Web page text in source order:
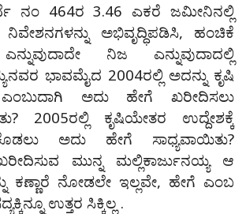
ನಂ 464ರ 3.46 ಎಕರೆ ಜಮೀನಿನಲ್ಲಿ
ನಿವೇಶನಗಳನ್ನು ಅಭಿವೃದ್ಧಿಪಡಿಸಿ, ಹಂಚಿಕೆ
ನಿಜ ಎನ್ನುವುದಾದಲ್ಲಿ
ಭಾವಮೈದ 2004ರಲ್ಲಿ ಅದನ್ನು ಕೃಷಿ
ಅದು ಹೇಗೆ ಖರೀದಿಸಲು
2005ರಲ್ಲಿ ಕೃಷಿಯೇತರ ಉದ್ದೇಶಕ್ಕೆ
ಅದು ಹೇಗೆ ಸಾಧ್ಯವಾಯಿತು?
ಮುನ್ನ ಮಲ್ಲಿಕಾರ್ಜುನಯ್ಯ ಆ
ಕಣ್ಣಾರೆ ನೋಡಲೇ ಇಲ್ಲವೇ, ಹೇಗೆ ಎಂಬ
ಉತ್ತರ ಸಿಕ್ಕಿಲ್ಲ .